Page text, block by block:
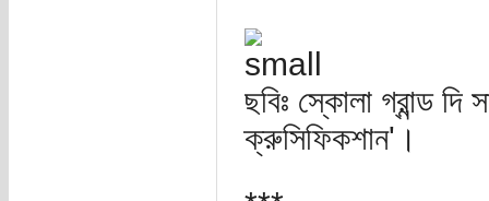
ছবিঃ স্কোলা গ্রান্ড
ক্রুসিফিকশান'।